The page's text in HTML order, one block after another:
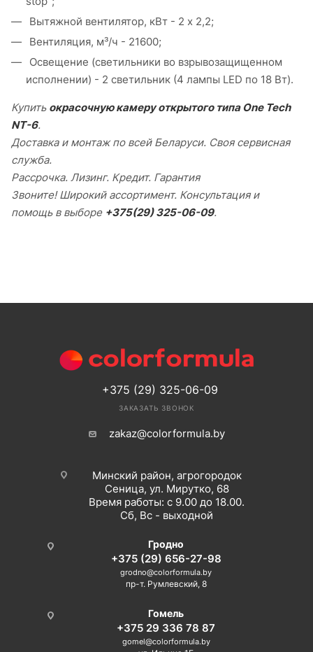
Вытяжной вентилятор, кВт - 2 х 2,2;
Вентиляция, м³/ч - 21600;
Освещение (светильники во взрывозащищенном
исполнении) - 2 светильник (4 лампы LED по 18 Вт).
Купить окрасочную камеру открытого типа One Tech
NT-6.
Доставка и монтаж по всей Беларуси. Своя сервисная
служба.
Рассрочка. Лизинг. Кредит. Гарантия
Звоните! Широкий ассортимент. Консультация и
помощь в выборе +375(29) 325-06-09.
+375 (29) 325-06-09
ЗАКАЗАТЬ ЗВОНОК
zakaz@colorformula.by
Минский район, агрогородок
Сеница, ул. Мирутко, 68
Время работы: с 9.00 до 18.00.
Сб, Вс - выходной
Гродно
+375 (29) 656-27-98
grodno@colorformula.by
пр-т. Румлевский, 8
Гомель
+375 29 336 78 87
gomel@colorformula.by